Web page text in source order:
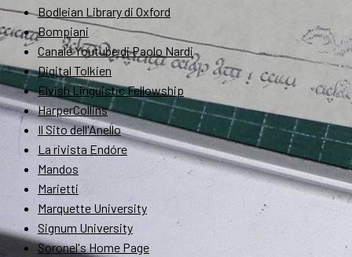
Bodleian Library di Oxford
Bompiani
Canale Youtube di Paolo Nardi
Digital Tolkien
Elvish Linguistic Fellowship
HarperCollins
Il Sito dell'Anello
La rivista Endóre
Mandos
Marietti
Marquette University
Signum University
Soronel's Home Page